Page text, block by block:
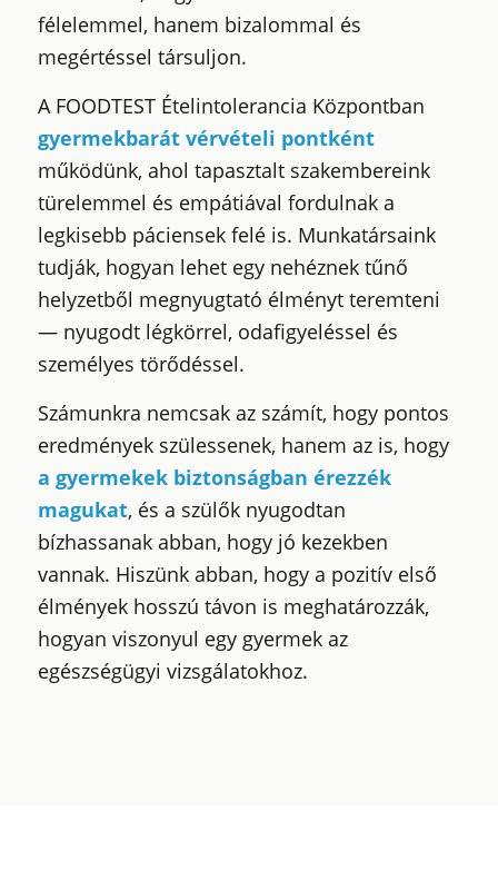
félelemmel, hanem bizalommal és
megértéssel társuljon.
A FOODTEST Ételintolerancia Központban
gyermekbarát vérvételi pontként
működünk, ahol tapasztalt szakembereink
türelemmel és empátiával fordulnak a
legkisebb páciensek felé is. Munkatársaink
tudják, hogyan lehet egy nehéznek tűnő
helyzetből megnyugtató élményt teremteni
— nyugodt légkörrel, odafigyeléssel és
személyes törődéssel.
Számunkra nemcsak az számít, hogy pontos
eredmények szülessenek, hanem az is, hogy
a gyermekek biztonságban érezzék
magukat, és a szülők nyugodtan
bízhassanak abban, hogy jó kezekben
vannak. Hiszünk abban, hogy a pozitív első
élmények hosszú távon is meghatározzák,
hogyan viszonyul egy gyermek az
egészségügyi vizsgálatokhoz.